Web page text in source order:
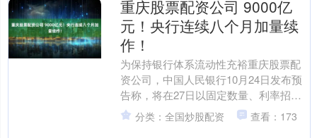
重庆股票配资公司 9000亿
元！央行连续八个月加量续
作！
为保持银行体系流动性充裕重庆股票配
资公司，中国人民银行10月24日发布预
告称，将在27日以固定数量、利率招
标、多重价位中标方式开展9000亿元中
期借贷便利（ML....
分类：全国炒股配资 查看：173